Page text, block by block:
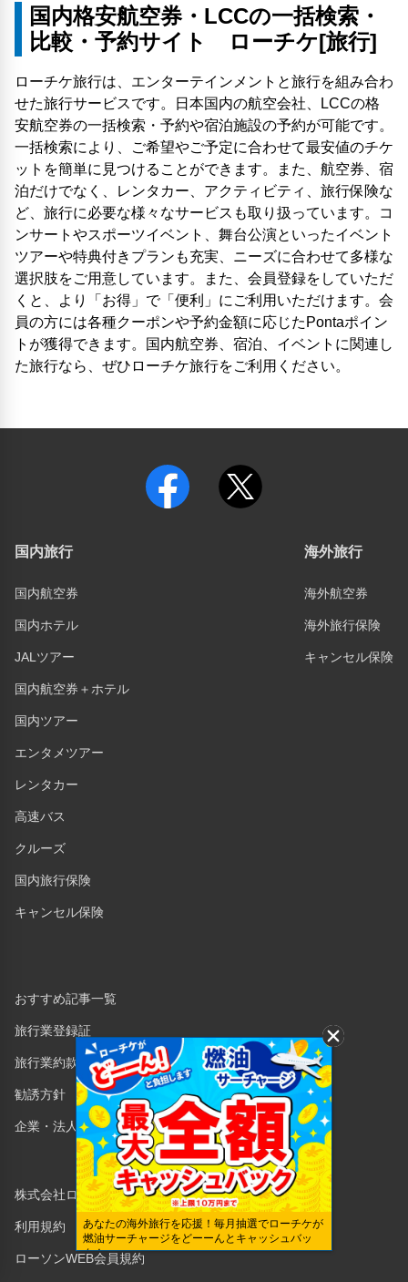
国内格安航空券・LCCの一括検索・
比較・予約サイト ローチケ[旅行]
ローチケ旅行は、エンターテインメントと旅行を組み合わ
せた旅行サービスです。日本国内の航空会社、LCCの格
安航空券の一括検索・予約や宿泊施設の予約が可能です。
一括検索により、ご希望やご予定に合わせて最安値のチケ
ットを簡単に見つけることができます。また、航空券、宿
泊だけでなく、レンタカー、アクティビティ、旅行保険な
ど、旅行に必要な様々なサービスも取り扱っています。コ
ンサートやスポーツイベント、舞台公演といったイベント
ツアーや特典付きプランも充実、ニーズに合わせて多様な
選択肢をご用意しています。また、会員登録をしていただ
くと、より「お得」で「便利」にご利用いただけます。会
員の方には各種クーポンや予約金額に応じたPontaポイン
トが獲得できます。国内航空券、宿泊、イベントに関連し
た旅行なら、ぜひローチケ旅行をご利用ください。
国内旅行
国内航空券
国内ホテル
JALツアー
国内航空券＋ホテル
国内ツアー
エンタメツアー
レンタカー
高速バス
クルーズ
国内旅行保険
キャンセル保険
おすすめ記事一覧
旅行業登録証
旅行業約款・条件書
勧誘方針
企業・法人のみなさまへ
株式会社ローソンエンタテインメント
利用規約
ローソンWEB会員規約
海外旅行
海外航空券
海外旅行保険
キャンセル保険
あなたの海外旅行を応援！毎月抽選でローチケが
燃油サーチャージをどーーんとキャッシュバッ
ク！